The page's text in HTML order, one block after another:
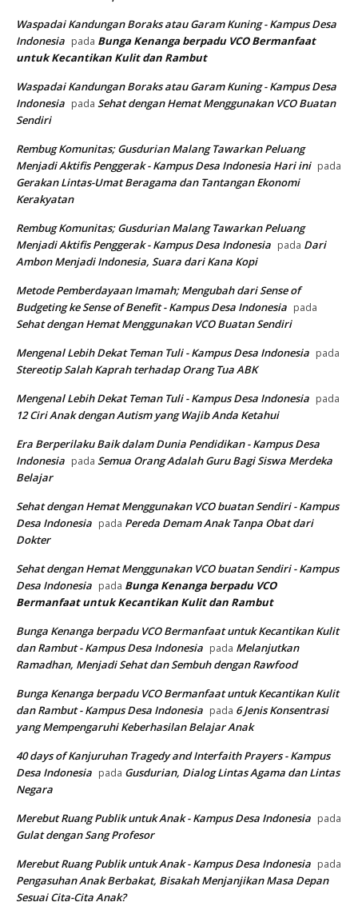
Waspadai Kandungan Boraks atau Garam Kuning - Kampus Desa
Indonesia pada Bunga Kenanga berpadu VCOBermanfaat
untuk Kecantikan Kulit dan Rambut
Waspadai Kandungan Boraks atau Garam Kuning - Kampus Desa
Indonesia pada Sehat dengan Hemat Menggunakan VCO Buatan
Sendiri
Rembug Komunitas; Gusdurian Malang Tawarkan Peluang
Menjadi Aktifis Penggerak - Kampus Desa Indonesia Hari ini pada
Gerakan Lintas-Umat Beragama dan Tantangan Ekonomi
Kerakyatan
Rembug Komunitas; Gusdurian Malang Tawarkan Peluang
Menjadi Aktifis Penggerak - Kampus Desa Indonesia pada Dari
Ambon Menjadi Indonesia, Suara dari Kana Kopi
Metode Pemberdayaan Imamah; Mengubah dari Sense of
Budgeting ke Sense of Benefit - Kampus Desa Indonesia pada
Sehat dengan Hemat Menggunakan VCO Buatan Sendiri
Mengenal Lebih Dekat Teman Tuli - Kampus Desa Indonesia pada
Stereotip Salah Kaprah terhadap Orang Tua ABK
Mengenal Lebih Dekat Teman Tuli - Kampus Desa Indonesia pada
12 Ciri Anak dengan Autism yang Wajib Anda Ketahui
Era Berperilaku Baik dalam Dunia Pendidikan - Kampus Desa
Indonesia pada Semua Orang Adalah Guru Bagi Siswa Merdeka
Belajar
Sehat dengan Hemat Menggunakan VCO buatan Sendiri - Kampus
Desa Indonesia pada Pereda Demam Anak Tanpa Obat dari
Dokter
Sehat dengan Hemat Menggunakan VCO buatan Sendiri - Kampus
Desa Indonesia pada Bunga Kenanga berpadu VCO
Bermanfaat untuk Kecantikan Kulit dan Rambut
Bunga Kenanga berpadu VCO Bermanfaat untuk Kecantikan Kulit
dan Rambut - Kampus Desa Indonesia pada Melanjutkan
Ramadhan, Menjadi Sehat dan Sembuh dengan Rawfood
Bunga Kenanga berpadu VCO Bermanfaat untuk Kecantikan Kulit
dan Rambut - Kampus Desa Indonesia pada 6 Jenis Konsentrasi
yang Mempengaruhi Keberhasilan Belajar Anak
40 days of Kanjuruhan Tragedy and Interfaith Prayers - Kampus
Desa Indonesia pada Gusdurian, Dialog Lintas Agama dan Lintas
Negara
Merebut Ruang Publik untuk Anak - Kampus Desa Indonesia pada
Gulat dengan Sang Profesor
Merebut Ruang Publik untuk Anak - Kampus Desa Indonesia pada
Pengasuhan Anak Berbakat, Bisakah Menjanjikan Masa Depan
Sesuai Cita-Cita Anak?